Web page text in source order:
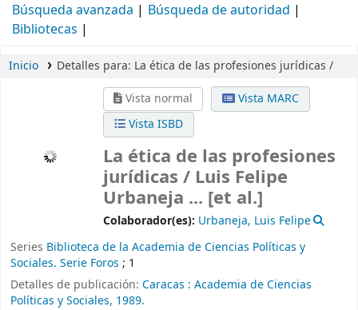
Búsqueda avanzada
Búsqueda de autoridad
Bibliotecas
Inicio Detalles para: La ética de las profesiones jurídicas /
Vista normal
Vista MARC
Vista ISBD
La ética de las profesiones
jurídicas / Luis Felipe
Urbaneja ... [et al.]
Colaborador(es): Urbaneja, Luis Felipe
Series Biblioteca de la Academia de Ciencias Políticas y
Sociales. Serie Foros ; 1
Detalles de publicación: Caracas : Academia de Ciencias
Políticas y Sociales, 1989.